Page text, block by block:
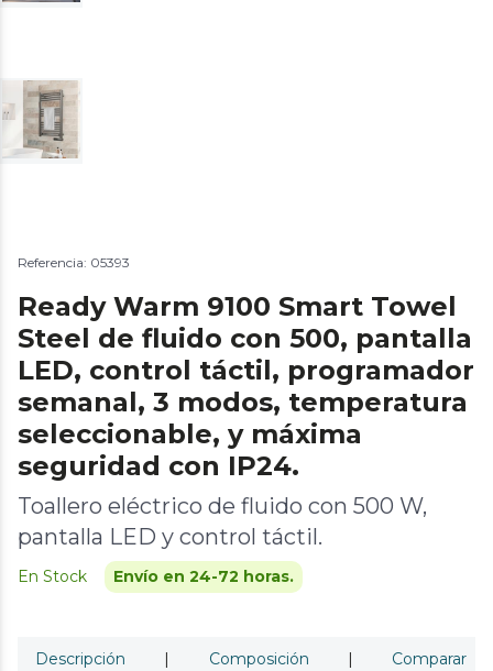
Referencia: 05393
Ready Warm 9100 Smart Towel
Steel de fluido con 500, pantalla
LED, control táctil, programador
semanal, 3 modos, temperatura
seleccionable, y máxima
seguridad con IP24.
Toallero eléctrico de fluido con 500 W,
pantalla LED y control táctil.
En Stock Envío en 24-72 horas.
Descripción | Composición | Comparar